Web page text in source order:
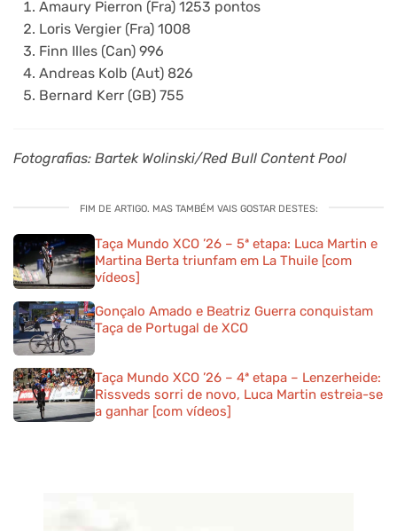
Amaury Pierron (Fra) 1253 pontos
Loris Vergier (Fra) 1008
Finn Illes (Can) 996
Andreas Kolb (Aut) 826
Bernard Kerr (GB) 755
Fotografias: Bartek Wolinski/Red Bull Content Pool
FIM DE ARTIGO. MAS TAMBÉM VAIS GOSTAR DESTES:
Taça Mundo XCO ’26 – 5ª etapa: Luca Martin e
Martina Berta triunfam em La Thuile [com
vídeos]
Gonçalo Amado e Beatriz Guerra conquistam
Taça de Portugal de XCO
Taça Mundo XCO ’26 – 4ª etapa – Lenzerheide:
Rissveds sorri de novo, Luca Martin estreia-se
a ganhar [com vídeos]